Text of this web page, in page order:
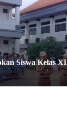
Siswa Kelas